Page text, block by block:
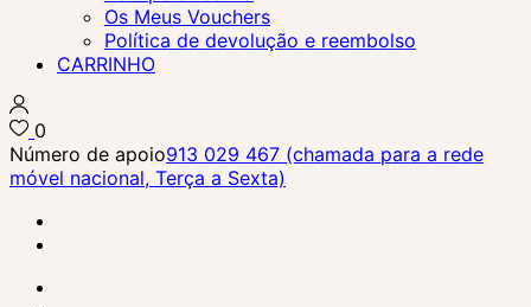
Os Meus Vouchers
Política de devolução e reembolso
CARRINHO
0
Número de apoio913 029 467 (chamada para a rede
móvel nacional, Terça a Sexta)